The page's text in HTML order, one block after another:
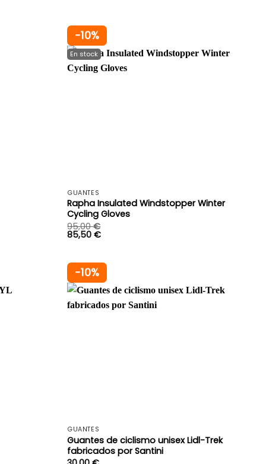
-10%
GUANTES
Rapha Insulated Windstopper Winter
Cycling Gloves
95,00€
85,50€
-10%
GUANTES
Guantes de ciclismo unisex Lidl-Trek
fabricados por Santini